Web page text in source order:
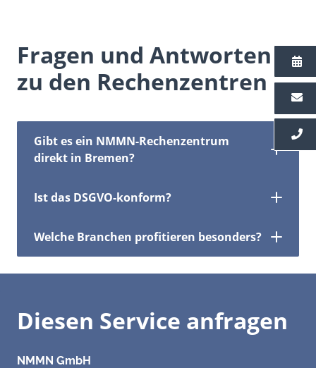
Fragen und Antworten
zu den Rechenzentren
Gibt es ein NMMN-Rechenzentrum
direkt in Bremen?
Ist das DSGVO-konform?
Welche Branchen profitieren besonders?
Diesen Service anfragen
NMMN GmbH